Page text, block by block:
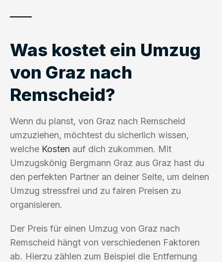
Was kostet ein Umzug
von Graz nach
Remscheid?
Wenn du planst, von Graz nach Remscheid
umzuziehen, möchtest du sicherlich wissen,
welche Kosten auf dich zukommen. Mit
Umzugskönig Bergmann Graz aus Graz hast du
den perfekten Partner an deiner Seite, um deinen
Umzug stressfrei und zu fairen Preisen zu
organisieren.
Der Preis für einen Umzug von Graz nach
Remscheid hängt von verschiedenen Faktoren
ab. Hierzu zählen zum Beispiel die Entfernung